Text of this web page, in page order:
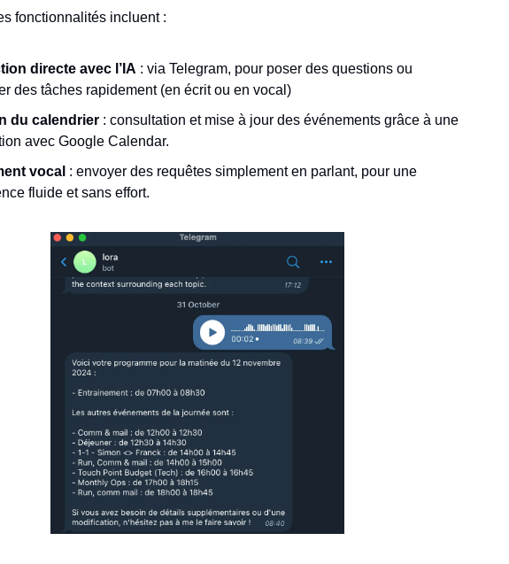
fonctionnalités incluent :
directe avec l’IA : via Telegram, pour poser des questions ou
des tâches rapidement (en écrit ou en vocal)
du calendrier : consultation et mise à jour des événements grâce à une
avec Google Calendar.
vocal : envoyer des requêtes simplement en parlant, pour une
fluide et sans effort.